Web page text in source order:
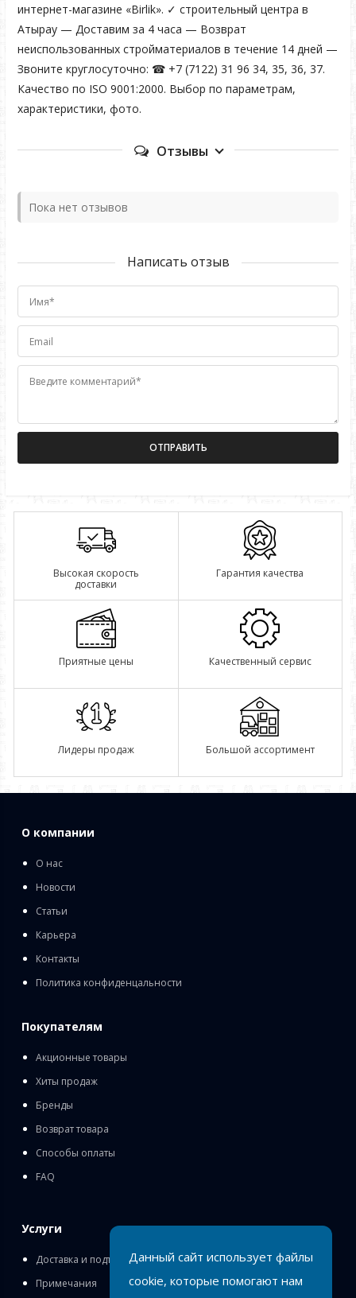
интернет-магазине «Birlik». ✓ строительный центра в
Атырау — Доставим за 4 часа — Возврат
неиспользованных стройматериалов в течение 14 дней —
Звоните круглосуточно: ☎ +7 (7122) 31 96 34, 35, 36, 37.
Качество по ISO 9001:2000. Выбор по параметрам,
характеристики, фото.
Отзывы
Пока нет отзывов
Написать отзыв
Имя*
Email
Введите комментарий*
Высокая скорость
доставки
Гарантия качества
Приятные цены Качественный сервис
Лидеры продаж Большой ассортимент
О компании
О нас
Новости
Статьи
Карьера
Контакты
Политика конфиденцальности
Покупателям
Акционные товары
Хиты продаж
Бренды
Возврат товара
Способы оплаты
FAQ
Услуги
Доставка и подъём
Примечания
Данный сайт использует файлы
cookie, которые помогают нам